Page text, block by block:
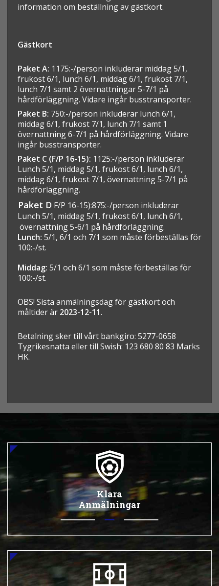
information om beställning av gästkort.
Gästkort
Paket A: 1175:-/person inkluderar middag 5/1,
frukost 6/1, lunch 6/1, middag 6/1, frukost 7/1,
lunch 7/1 samt 2 övernattningar 5-7/1 på
hårdförläggning. Vidare ingår busstransporter.
Paket B: 750:-/person inkluderar lunch 6/1,
middag 6/1, frukost 7/1, lunch 7/1 samt 1
övernattning 6-7/1 på hårdförläggning. Vidare
ingår busstransporter.
Paket C (F/P 16-15): 1125:-/person inkluderar
Lunch 5/1, middag 5/1, frukost 6/1, lunch 6/1,
middag 6/1, frukost 7/1, övernattning 5-7/1 på
hårdförläggning.
Paket D F/P 16-15):875:-/person inkluderar
Lunch 5/1, middag 5/1, frukost 6/1, lunch 6/1,
övernattning 5-6/1 på hårdförläggning.
Lunch: 5/1, 6/1 och 7/1 som måste förbeställas för
100:-/st.
Middag: 5/1 och 6/1 som måste förbeställas för
100:-/st.
OBS! Sista anmälningsdag för gästkort och
måltider är 2023-12-11.
Betalning sker till vårt bankgiro: 5277-0658
Tygrikesnatta eller till Swish: 123 680 80 83 Marks
HK.
Klara
Anmälningar